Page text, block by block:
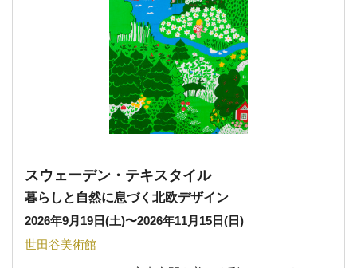
スウェーデン・テキスタイル
暮らしと自然に息づく北欧デザイン
2026年9月19日(土)〜2026年11月15日(日)
世田谷美術館